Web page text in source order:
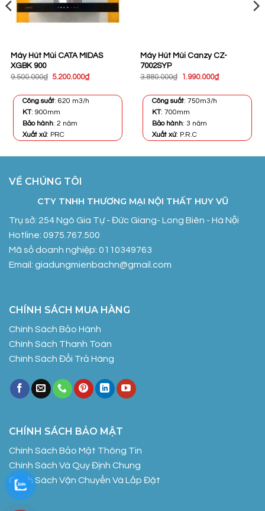
Máy Hút Mùi CATA MIDAS
XGBK 900
9.500.000₫ Giá
9.500.000₫.
5.200.000₫Giá
là:
Công suất: 620 m3/h
KT: 900mm
Bảo hành: 2 năm
Xuất xứ: PRC
Máy Hút Mùi Canzy CZ-
7002SYP
3.880.000₫
Giá
3.880.000₫.
1.990.000₫Giá
Công suất: 750m3/h
KT: 700mm
Bảo hành: 3 năm
Xuất xứ: P.R.C
VỀ CHÚNG TÔI
CTY TNHH THƯƠNG MẠI NỘI THẤT HUY VŨ
Trụ sở: 254 Ngô Gia Tự - Đức Giang- Long Biên - Hà Nội
Hotline: 0975.767.500
Mã số doanh nghiệp: 0110349763
Email: giadungmienbachn@gmail.com
CHÍNH SÁCH MUA HÀNG
Chính Sách Bảo Hành
Chính Sách Thanh Toán
Chính Sách Đổi Trả Hàng
CHÍNH SÁCH BẢO MẬT
Chính Sách Bảo Mật Thông Tin
Chính Sách Và Quy Định Chung
Chính Sách Vận Chuyển Và Lắp Đặt